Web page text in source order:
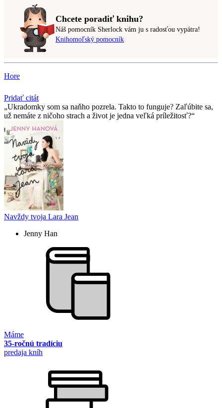
Chcete poradiť knihu?
Náš pomocník Sherlock vám ju s radosťou vypátra!
Knihomoľský pomocník
Hore
Pridať citát
Ukradomky som sa naňho pozrela. Takto to funguje? Zaľúbite sa,
už nemáte z ničoho strach a život je jedna veľká príležitosť?
Navždy tvoja Lara Jean
Jenny Han
Máme
35-ročnú tradíciu
predaja kníh